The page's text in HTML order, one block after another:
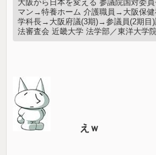
大阪から日本を変える 参議院国対委
マン→特養ホーム 介護職員→大阪保健
学科長→大阪府議(3期)→参議員(2期目)
法審査会 近畿大学 法学部／東洋大学
えｗ